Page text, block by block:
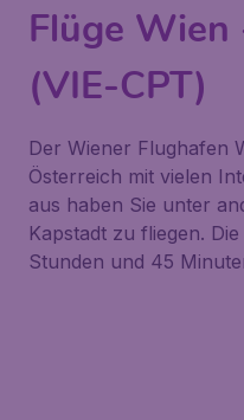
Flüge
(VIE-CPT)
Der Wiener Flughafen
Österreich mit vielen
aus haben Sie unter
Kapstadt zu fliegen.
Stunden und 45